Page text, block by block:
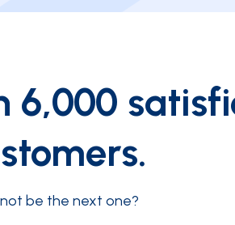
6,000
be the next one?